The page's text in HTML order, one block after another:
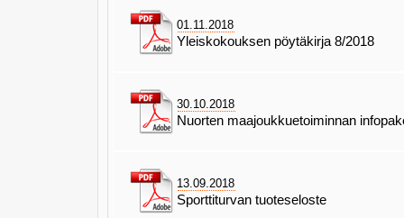
01.11.2018
Yleiskokouksen pöytäkirja 8/2018
30.10.2018
Nuorten maajoukkuetoiminnan
13.09.2018
Sporttiturvan tuoteseloste